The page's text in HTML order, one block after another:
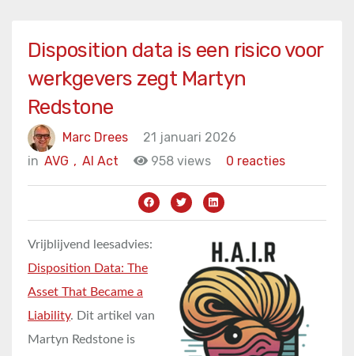
Disposition data is een risico voor
werkgevers zegt Martyn
Redstone
Marc Drees
21 januari 2026
in
AI Act
AVG , 958 views 0 reacties
Vrijblijvend leesadvies:
Disposition Data: The
Asset That Became a
Liability. Dit artikel van
Martyn Redstone is